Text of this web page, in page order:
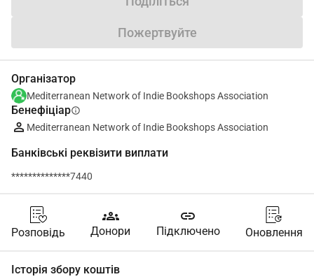
Пожертвуйте
Організатор
Mediterranean Network of Indie Bookshops Association
Бенефіціарinfo
Mediterranean Network of Indie Bookshops Association
Банківські реквізити виплати
**************7440
Розповідь
groups
Донори
link
Підключено Оновлення
Історія збору коштів